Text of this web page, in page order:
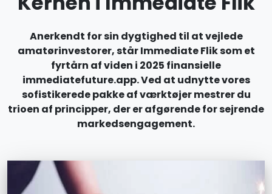
Anerkendt for sin dygtighed til at vejlede
amatørinvestorer, står Immediate Flik som et
fyrtårn af viden i 2025 finansielle
immediatefuture.app. Ved at udnytte vores
sofistikerede pakke af værktøjer mestrer du
trioen af principper, der er afgørende for sejrende
markedsengagement.